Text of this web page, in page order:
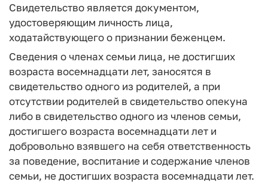
Свидетельство является документом,
удостоверяющим личность лица,
ходатайствующего о признании беженцем.
Сведения о членах семьи лица, не достигших
возраста восемнадцати лет, заносятся в
свидетельство одного из родителей, а при
отсутствии родителей в свидетельство опекуна
либо в свидетельство одного из членов семьи,
достигшего возраста восемнадцати лет и
добровольно взявшего на себя ответственность
за поведение, воспитание и содержание членов
семьи, не достигших возраста восемнадцати лет.